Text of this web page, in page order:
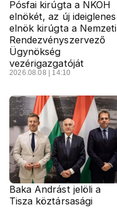
Pósfai kirúgta a NKOH
elnökét, az új ideiglenes
elnök kirúgta a Nemzeti
Rendezvényszervező
Ügynökség
vezérigazgatóját
2026.08.08 | 14:10
Baka Andrást jelöli a
Tisza köztársasági